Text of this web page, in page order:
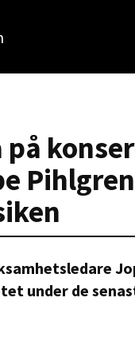
under de